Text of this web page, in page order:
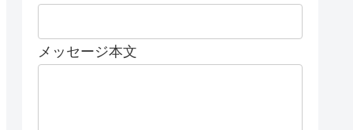
メッセージ本文